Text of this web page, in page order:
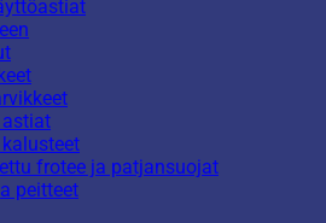
frotee ja patjansuojat
peitteet